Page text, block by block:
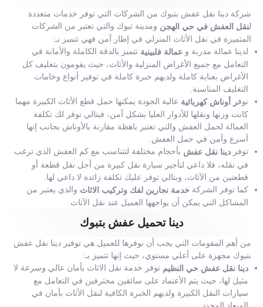
شركة دينا نقل عفش بتبوك من الشركات التي توفر خدمات متعددة
لنقل العفش في حي الهجن ومدينة تبوك والتي تعتبر من الشركات
المتميزة في نقل الأثاث المنزلي في إطار آمن فهي تتميز بـ:
لدينا عمالة مدربة و عمالة فلبينية تتميز بالدقة الكاملة والأمانة في
التعامل مع جميع الأغراض المنزلية والأثاث، حيث يقومون بتغليف كل
الأغراض بعناية كاملة ولديهم خبرة كاملة في توفير أنواع وخامات
التغليف المناسبة.
نوفر أوناش كهربائية عالية الجودة يمكنها حمل قطع الأثاث الكبيرة مهما
كانت وزنها ونقلها للأدوار العليا بشكل آمن، فبتالي توفر لك تكلفة
العمالة لحمل العفش والتي تعتبر باهظة مقارنة بالأوناش بجانب إنها
أسرع وآمن في حمل العفش.
توفر دينا نقل عفش بأحجام مختلفة لتتناسب مع كم العفش الذي ترغب
في نقله، فلا داعي لتأجير سيارة نقل كبيرة من أجل نقل قطعة أو
قطعتين من الآثاث، وبتالي توفر عليك تكلفة زائدة لا داعي لها.
كما توفر الشركة خدمة نجارين لفك وتركيب الاثاث والذي يعتبر من
المشاكل التي يمكن أن يواجهها العميل عند نقل الآثاث.
دينا تحميل عفش بتبوك
من أهم المقومات التي يجب أن نوفرها للعميل هي توفير دينا نقل عفش
بتبوك مجهزة على أعلي مستوي، حيث إنها تتميز بـ:
دينا نقل عفش حي النظيم توفر خدمة نقل الاثاث بأمان عالي وسرعة لا
مثيل لها، حيث يتم الأعتماد على سائقين محترفين في التعامل مع
سيارات النقل الكبيرة ولديهم الخبرة الكافية لنقل الأثاث بأمان في